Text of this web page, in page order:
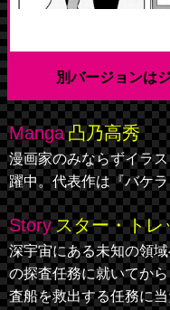
別バージョンは
Manga凸乃高秀
漫画家のみならずイラ
躍中。代表作は『バケ
Storyスター・トレ
深宇宙にある未知の領
の探査任務に就いてか
査船を救出する任務に